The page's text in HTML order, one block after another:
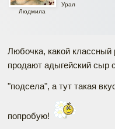
Людмила
Урал
Любочка, какой классный
продают адыгейский сыр
"подсела", а тут такая
попробую!